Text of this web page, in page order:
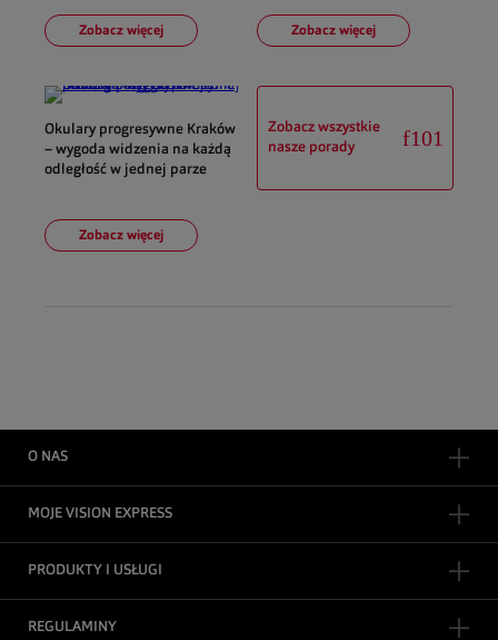
Zobacz więcej Zobacz więcej
Okulary progresywne Kraków
– wygoda widzenia na każdą
odległość w jednej parze
Zobacz więcej
Zobacz wszystkie
nasze porady